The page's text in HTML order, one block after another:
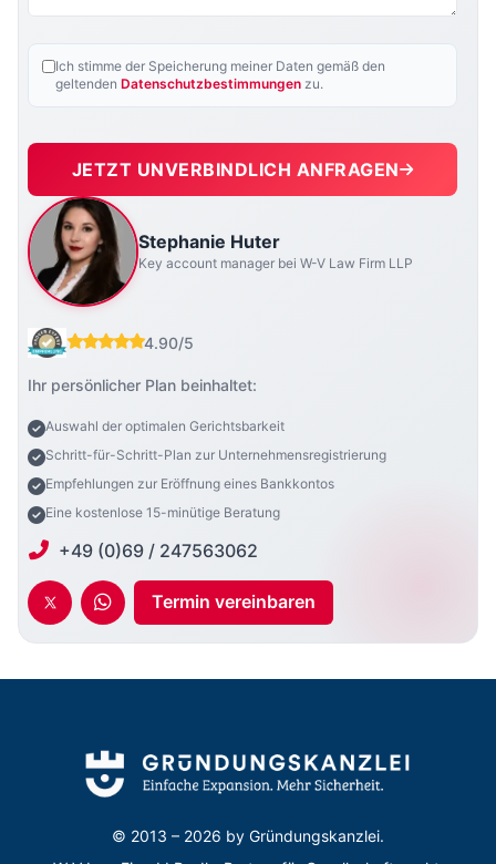
Ich stimme der Speicherung meiner Daten gemäß den
geltenden Datenschutzbestimmungen zu.
JETZT UNVERBINDLICH ANFRAGEN
Stephanie Huter
Key account manager bei W-V Law Firm LLP
4.90/5
Ihr persönlicher Plan beinhaltet:
Auswahl der optimalen Gerichtsbarkeit
Schritt-für-Schritt-Plan zur Unternehmensregistrierung
Empfehlungen zur Eröffnung eines Bankkontos
Eine kostenlose 15-minütige Beratung
+49 (0)69 / 247563062
Termin vereinbaren
© 2013 – 2026 by Gründungskanzlei.